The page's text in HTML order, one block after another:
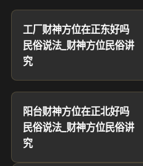
工厂财神方位在正东好吗
民俗说法_财神方位民俗讲
究
阳台财神方位在正北好吗
民俗说法_财神方位民俗讲
究